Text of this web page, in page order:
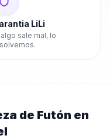
LiLi
algo sale mal, lo
de Futón en